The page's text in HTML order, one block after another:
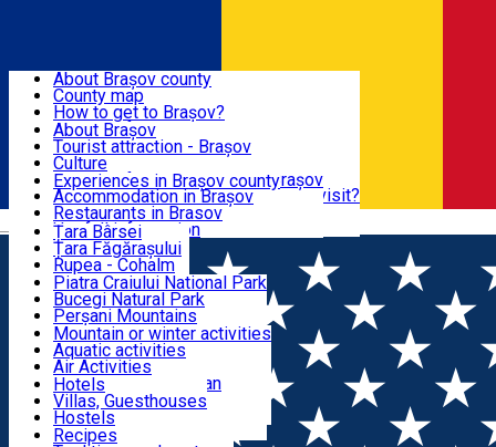
Română
BRAȘOV
EXPERIENCES
DESTINATIONS
NATURE
ACTIVE TOURISM
ACCOMMODATION
CULTURAL HERITAGE
About Brașov county
County map
How to get to Brașov?
Tourist Information Centers
Tourist Guides
Brașov Tourism Recommendations
Historical tourist attractions
What would a local recommend to visit?
Tourism news Brașov
Restaurants
About Brașov
Tourist attraction - Brașov
Culture
Tourist Information Center - Brașov
Accommodation in Brașov
Restaurants in Brasov
Usefull information
Experiences in Brașov county
Țara Bârsei
Țara Făgărașului
Rupea - Cohalm
ECO Destinations
Piatra Craiului National Park
Bucegi Natural Park
Perșani Mountains
Făgăraș Mountains
Postăvarul Peak
Măgura Codlei
Ciucaș Mountains
Protected areas
Other natural attractions
Speoturism
Mountain or winter activities
Aquatic activities
Air Activities
Adventure, Equestrian
Cycling, Running
Other activities
Hotels
Villas, Guesthouses
Hostels
Cottages
Recipes